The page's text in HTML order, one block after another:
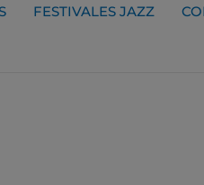
FESTIVALES JAZZ